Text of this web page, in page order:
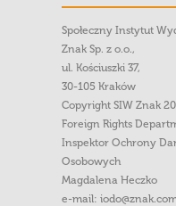
Społeczny Instytut
Znak Sp. z o.o.,
ul. Kościuszki 37,
30-105 Kraków
Copyright SIW Znak
Foreign Rights
Inspektor Ochrony
Osobowych
Magdalena Heczko
e-mail: